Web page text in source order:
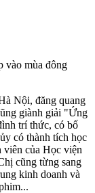
vào mùa đông
Nội, đăng quang
giành giải "Ứng
trí thức, có bố
có thành tích học
viên của Học viện
cũng từng sang
kinh doanh và